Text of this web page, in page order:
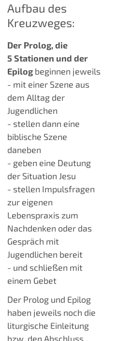
Aufbau des
Kreuzweges:
Der Prolog, die
5 Stationen und der
Epilogbeginnen jeweils
- mit einer Szene aus
dem Alltag der
Jugendlichen
- stellen dann eine
biblische Szene
daneben
- geben eine Deutung
der Situation Jesu
- stellen Impulsfragen
zur eigenen
Lebenspraxis zum
Nachdenken oder das
Gespräch mit
Jugendlichen bereit
- und schließen mit
einem Gebet
Der Prolog und Epilog
haben jeweils noch die
liturgische Einleitung
bzw. den Abschluss